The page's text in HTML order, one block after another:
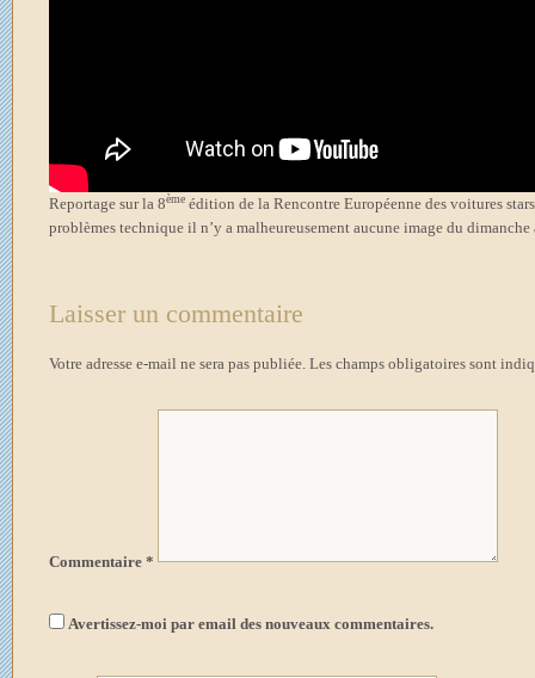
Reportage sur la 8ème édition de la Rencontre Européenne des voitures
problèmes technique il n’y a malheureusement aucune image du
Laisser un commentaire
Votre adresse e-mail ne sera pas publiée. Les champs obligatoires sont
Commentaire *
Avertissez-moi par email des nouveaux commentaires.